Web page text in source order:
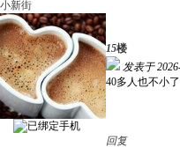
小新街
15楼
发表于
40多人也不小
回复